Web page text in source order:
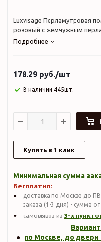
Luxvisage Перламутровая
розовый с жемчужным
Подробнее
178.29 руб./шт
В наличии 445шт.
Купить в 1 клик
Минимальная сумма
Бесплатно:
доставка по Москве до
заказа (1-3 дня) - сумма от
самовывоз из 3-х
по Москве, до двери